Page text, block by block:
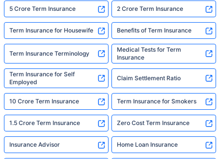
5 Crore Term Insurance 2 Crore Term Insurance
Term Insurance for Housewife Benefits of Term Insurance
Term Insurance Terminology
Medical Tests for Term
Insurance
Term Insurance for Self
Employed
Claim Settlement Ratio
10 Crore Term Insurance Term Insurance for Smokers
1.5 Crore Term Insurance Zero Cost Term Insurance
Insurance Advisor Home Loan Insurance